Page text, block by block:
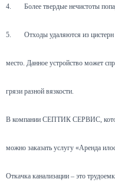
4. Более твердые нечистоты
5. Отходы удаляются из
место. Данное устройство может
грязи разной вязкости.
В компании СЕПТИК СЕРВИС,
можно заказать услугу «Аренда
Откачка канализации – это